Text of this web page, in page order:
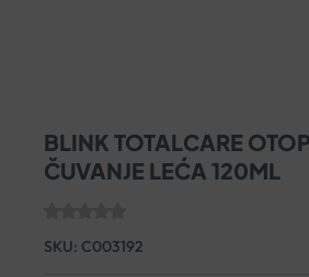
BLINK TOTALCARE
ČUVANJE LEĆA 120ML
SKU: C003192